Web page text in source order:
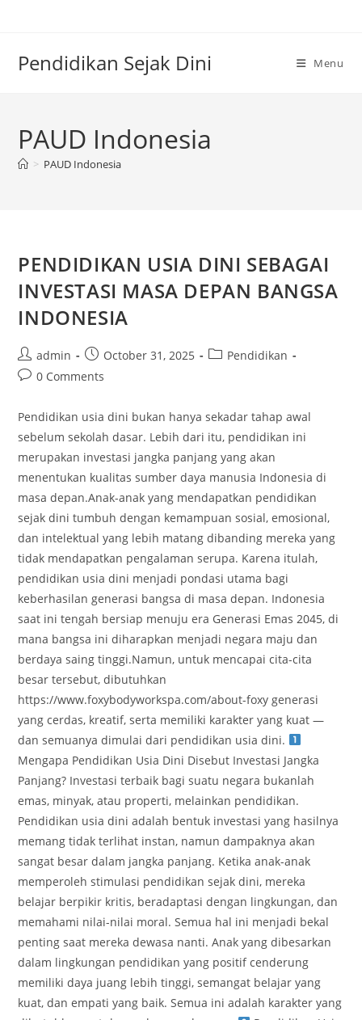
Pendidikan Sejak Dini Menu
PAUD Indonesia
> PAUD Indonesia
PENDIDIKAN USIA DINI SEBAGAI
INVESTASI MASA DEPAN BANGSA
INDONESIA
Post
author:
admin
Post
published:
October 31, 2025
PostPendidikan
Post0 Comments
Pendidikan usia dini bukan hanya sekadar tahap awal
sebelum sekolah dasar. Lebih dari itu, pendidikan ini
merupakan investasi jangka panjang yang akan
menentukan kualitas sumber daya manusia Indonesia di
masa depan.Anak-anak yang mendapatkan pendidikan
sejak dini tumbuh dengan kemampuan sosial, emosional,
dan intelektual yang lebih matang dibanding mereka yang
tidak mendapatkan pengalaman serupa. Karena itulah,
pendidikan usia dini menjadi pondasi utama bagi
keberhasilan generasi bangsa di masa depan. Indonesia
saat ini tengah bersiap menuju era Generasi Emas 2045, di
mana bangsa ini diharapkan menjadi negara maju dan
berdaya saing tinggi.Namun, untuk mencapai cita-cita
besar tersebut, dibutuhkan
https://www.foxybodyworkspa.com/about-foxy generasi
yang cerdas, kreatif, serta memiliki karakter yang kuat —
dan semuanya dimulai dari pendidikan usia dini.
Mengapa Pendidikan Usia Dini Disebut Investasi Jangka
Panjang? Investasi terbaik bagi suatu negara bukanlah
emas, minyak, atau properti, melainkan pendidikan.
Pendidikan usia dini adalah bentuk investasi yang hasilnya
memang tidak terlihat instan, namun dampaknya akan
sangat besar dalam jangka panjang. Ketika anak-anak
memperoleh stimulasi pendidikan sejak dini, mereka
belajar berpikir kritis, beradaptasi dengan lingkungan, dan
memahami nilai-nilai moral. Semua hal ini menjadi bekal
penting saat mereka dewasa nanti. Anak yang dibesarkan
dalam lingkungan pendidikan yang positif cenderung
memiliki daya juang lebih tinggi, semangat belajar yang
kuat, dan empati yang baik. Semua ini adalah karakter yang